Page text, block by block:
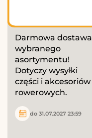
Darmowa dostawa
wybranego
asortymentu!
Dotyczy wysyłki
części i akcesoriów
rowerowych.
do 31.07.2027 23:59